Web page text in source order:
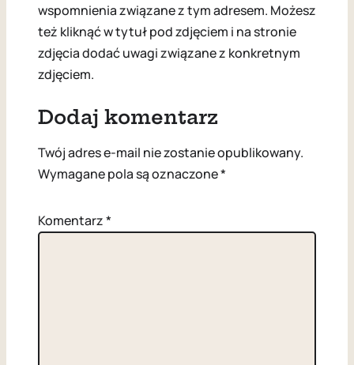
wspomnienia związane z tym adresem. Możesz
też kliknąć w tytuł pod zdjęciem i na stronie
zdjęcia dodać uwagi związane z konkretnym
zdjęciem.
Dodaj komentarz
Twój adres e-mail nie zostanie opublikowany.
Wymagane pola są oznaczone*
Komentarz*